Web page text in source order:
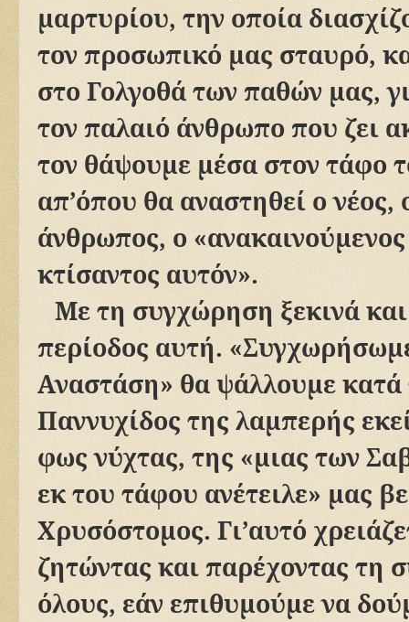
μαρτυρίου, την οποία
τον προσωπικό μας σταυρό,
στο Γολγοθά των παθών μας,
τον παλαιό άνθρωπο που ζει
τον θάψουμε μέσα στον τάφο
απ’όπου θα αναστηθεί ο νέος,
άνθρωπος, ο «ανακαινούμενος
κτίσαντος αυτόν».
Με τη συγχώρηση ξεκινά και
περίοδος αυτή.
Αναστάση» θα ψάλλουμε κατά
Παννυχίδος της λαμπερής
φως νύχτας, της «μιας των
εκ του τάφου ανέτειλε» μας
Χρυσόστομος. Γι’αυτό
ζητώντας και παρέχοντας τη
όλους, εάν επιθυμούμε να